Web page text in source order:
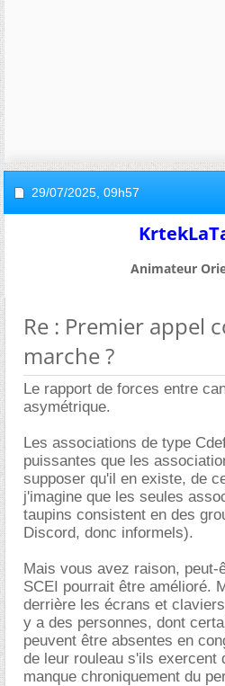
29/07/2025, 09h57
Animateur
Re : Premier appel
marche ?
Le rapport de forces entre
asymétrique.
Les associations de type
puissantes que les
supposer qu'il en existe, de
j'imagine que les seules
taupins consistent en des
Discord, donc informels).
Mais vous avez raison, peut-
SCEI pourrait être amélioré.
derrière les écrans et
y a des personnes, dont
peuvent être absentes en
de leur rouleau s'ils exercent
manque chroniquement du